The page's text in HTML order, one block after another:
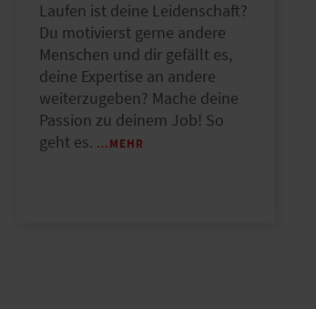
Laufen ist deine Leidenschaft?
Du motivierst gerne andere
Menschen und dir gefällt es,
deine Expertise an andere
weiterzugeben? Mache deine
Passion zu deinem Job! So
geht es. …MEHR